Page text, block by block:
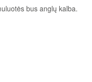
bus anglų kalba.